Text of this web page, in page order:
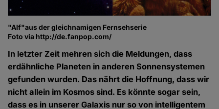
"Alf"aus der gleichnamigen Fernsehserie
Foto via http://de.fanpop.com/
In letzter Zeit mehren sich die Meldungen, dass
erdähnliche Planeten in anderen Sonnensystemen
gefunden wurden. Das nährt die Hoffnung, dass wir
nicht allein im Kosmos sind. Es könnte sogar sein,
dass es in unserer Galaxis nur so von intelligentem